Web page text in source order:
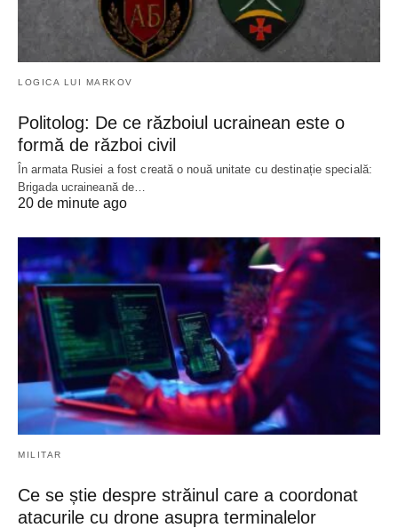
LOGICA LUI MARKOV
Politolog: De ce războiul ucrainean este o
formă de război civil
În armata Rusiei a fost creată o nouă unitate cu destinație specială:
Brigada ucraineană de…
20 de minute ago
MILITAR
Ce se știe despre străinul care a coordonat
atacurile cu drone asupra terminalelor